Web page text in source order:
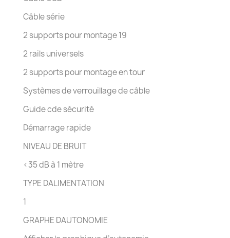
Câble série
2 supports pour montage 19
2 rails universels
2 supports pour montage en tour
Systèmes de verrouillage de câble
Guide cde sécurité
Démarrage rapide
NIVEAU DE BRUIT
<35 dB à 1 mètre
TYPE DALIMENTATION
1
GRAPHE DAUTONOMIE